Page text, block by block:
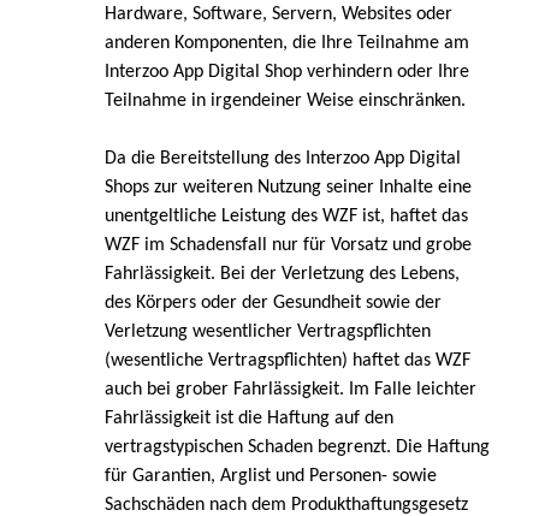
Hardware, Software, Servern, Websites oder
anderen Komponenten, die Ihre Teilnahme am
Interzoo App Digital Shop verhindern oder Ihre
Teilnahme in irgendeiner Weise einschränken.
Da die Bereitstellung des Interzoo App Digital
Shops zur weiteren Nutzung seiner Inhalte eine
unentgeltliche Leistung des WZF ist, haftet das
WZF im Schadensfall nur für Vorsatz und grobe
Fahrlässigkeit. Bei der Verletzung des Lebens,
des Körpers oder der Gesundheit sowie der
Verletzung wesentlicher Vertragspflichten
(wesentliche Vertragspflichten) haftet das WZF
auch bei grober Fahrlässigkeit. Im Falle leichter
Fahrlässigkeit ist die Haftung auf den
vertragstypischen Schaden begrenzt. Die Haftung
für Garantien, Arglist und Personen- sowie
Sachschäden nach dem Produkthaftungsgesetz